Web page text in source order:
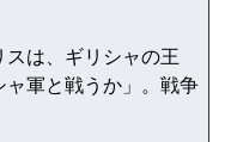
は、ギリシャの王
軍と戦うか」。戦争